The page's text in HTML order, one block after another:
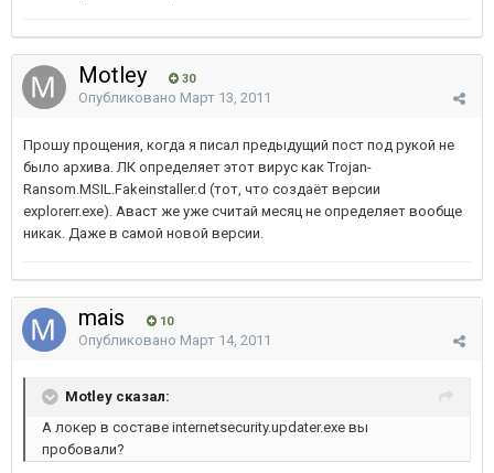
Motley 30
Опубликовано Март 13, 2011
Прошу прощения, когда я писал предыдущий пост под рукой не
было архива. ЛК определяет этот вирус как Trojan-
Ransom.MSIL.Fakeinstaller.d (тот, что создаёт версии
explorerr.exe). Аваст же уже считай месяц не определяет вообще
никак. Даже в самой новой версии.
mais 10
Опубликовано Март 14, 2011
Motley сказал:
А локер в составе internetsecurity.updater.exe вы
пробовали?